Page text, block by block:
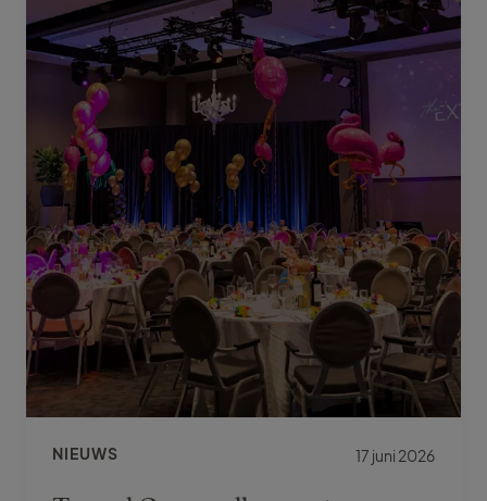
NIEUWS 17 juni 2026